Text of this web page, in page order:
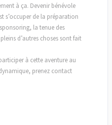
à ça. Devenir bénévole
s’occuper de la préparation
la tenue des
d’autres choses sont fait
à cette aventure au
prenez contact